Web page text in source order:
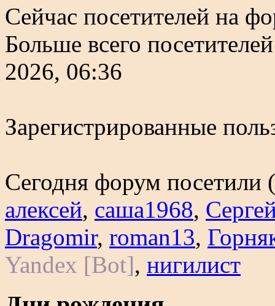
Сейчас посетителей на
Больше всего
2026, 06:36
Зарегистрированные
Сегодня форум посетили
алексей, саша1968,
Dragomir, roman13,
Yandex [Bot], нигилист